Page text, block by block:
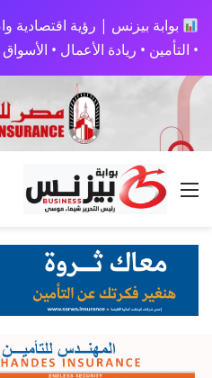
بوابة بيزنس | رؤية اقتصادية
• التأمين • ريادة الأعمال • الأسواق
القائمة